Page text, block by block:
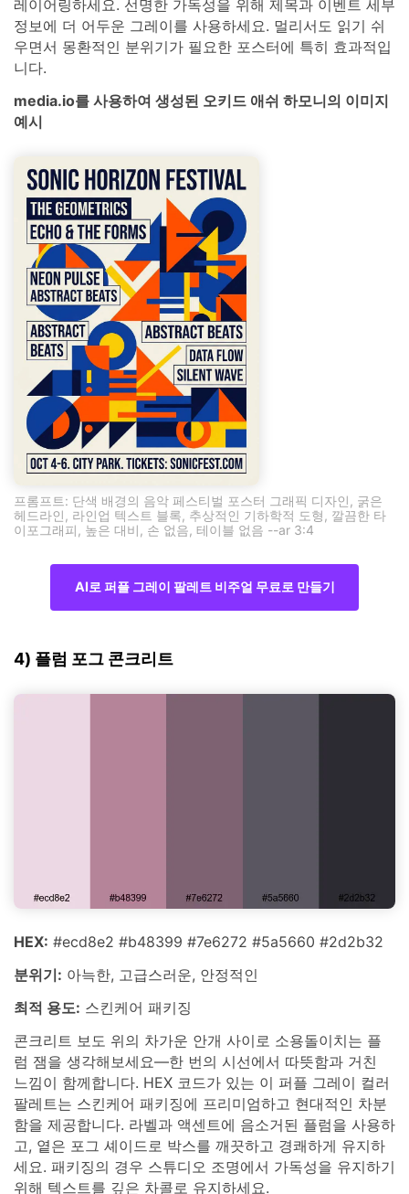
레이어링하세요. 선명한 가독성을 위해 제목과 이벤트 세부
정보에 더 어두운 그레이를 사용하세요. 멀리서도 읽기 쉬
우면서 몽환적인 분위기가 필요한 포스터에 특히 효과적입
니다.
media.io를 사용하여 생성된 오키드 애쉬 하모니의 이미지
예시
프롬프트: 단색 배경의 음악 페스티벌 포스터 그래픽 디자인, 굵은
헤드라인, 라인업 텍스트 블록, 추상적인 기하학적 도형, 깔끔한 타
이포그래피, 높은 대비, 손 없음, 테이블 없음 --ar 3:4
AI로 퍼플 그레이 팔레트 비주얼 무료로 만들기
4) 플럼 포그 콘크리트
HEX: #ecd8e2 #b48399 #7e6272 #5a5660 #2d2b32
분위기: 아늑한, 고급스러운, 안정적인
최적 용도: 스킨케어 패키징
콘크리트 보도 위의 차가운 안개 사이로 소용돌이치는 플
럼 잼을 생각해보세요—한 번의 시선에서 따뜻함과 거친
느낌이 함께합니다. HEX 코드가 있는 이 퍼플 그레이 컬러
팔레트는 스킨케어 패키징에 프리미엄하고 현대적인 차분
함을 제공합니다. 라벨과 액센트에 음소거된 플럼을 사용하
고, 옅은 포그 셰이드로 박스를 깨끗하고 경쾌하게 유지하
세요. 패키징의 경우 스튜디오 조명에서 가독성을 유지하기
위해 텍스트를 깊은 차콜로 유지하세요.